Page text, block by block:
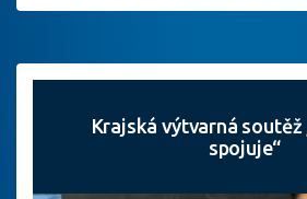
Krajská výtvarná soutěž
spojuje“